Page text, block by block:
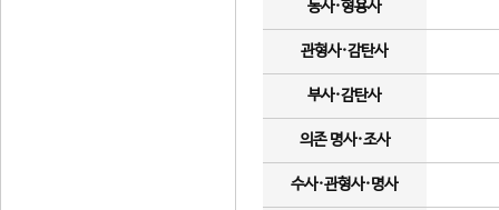
동사·형용사
관형사·감탄사
부사·감탄사
의존 명사·조사
수사·관형사·명사